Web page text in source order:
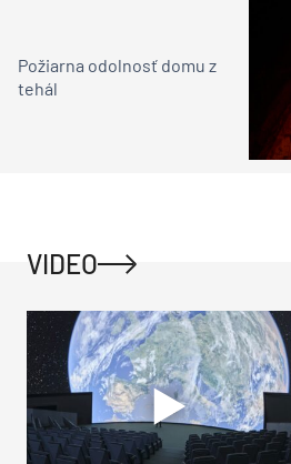
Požiarna odolnosť domu z
tehál
VIDEO